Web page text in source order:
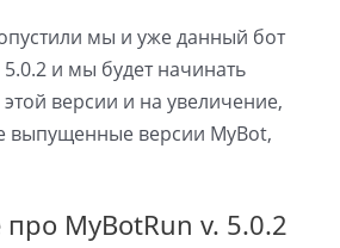
мы и уже данный бот
и мы будет начинать
версии и на увеличение,
выпущенные версии MyBot,
MyBotRun v. 5.0.2